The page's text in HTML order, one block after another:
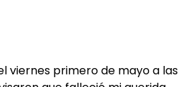
viernes primero de mayo a las